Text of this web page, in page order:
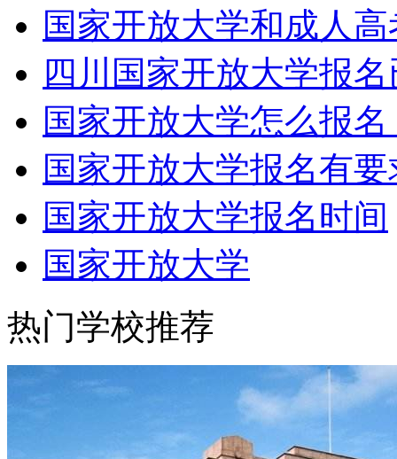
国家开放大学和成人
四川国家开放大学报
国家开放大学怎么报
国家开放大学报名有
国家开放大学报名时间
国家开放大学
热门学校推荐